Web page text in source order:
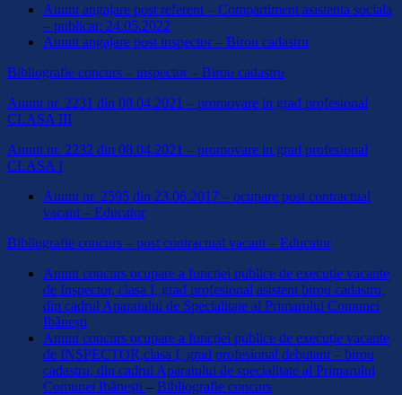
Anunt angajare post referent – Compartiment asistenta sociala
– publicat: 24.05.2022
Anunt angajare post inspector – Birou cadastru
Bibliografie concurs – inspector – Birou cadastru
Anunt nr. 2231 din 08.04.2021 – promovare in grad profesional
CLASA III
Anunt nr. 2232 din 08.04.2021 – promovare in grad profesional
CLASA I
Anunt nr. 2595 din 23.06.2017 – ocupare post contractual
vacant – Educator
Bibliografie concurs – post contractual vacant – Educator
Anunt concurs ocupare a funcției publice de execuție vacante
de Inspector, clasa I, grad profesional asistent birou cadastru,
din cadrul Aparatului de Specialitate al Primarului Comunei
Ibănești
Anunt concurs ocupare a funcției publice de execuție vacante
de INSPECTOR,clasa I, grad profesional debutant – birou
cadastru, din cadrul Aparatului de specialitate al Primarului
Comunei Ibănești – Bibliografie concurs